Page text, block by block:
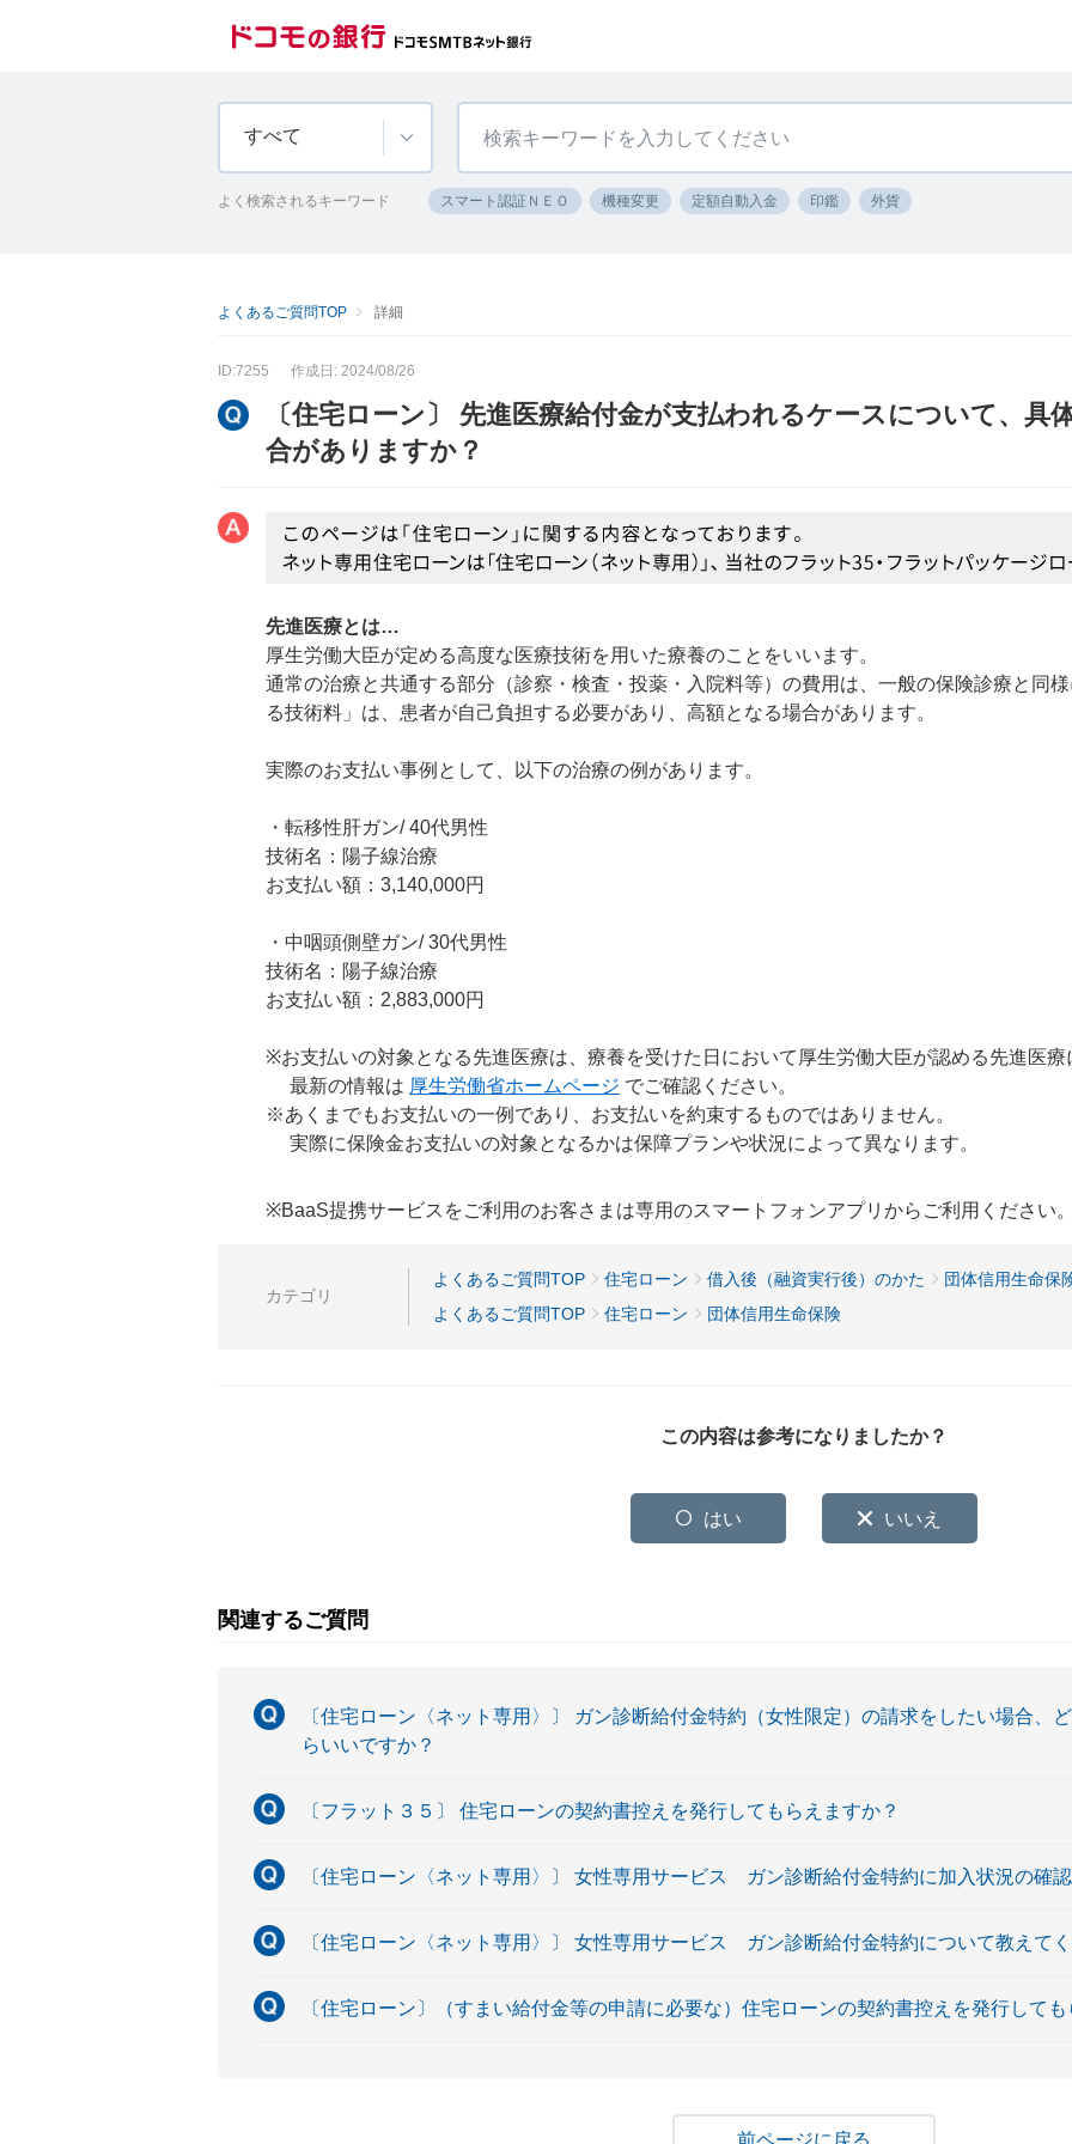
すべて
よく検索されるキーワード スマート認証ＮＥＯ 機種変更 定額自動入金 印鑑 外貨
よくあるご質問TOP 詳細
ID:7255 作成日: 2024/08/26
〔住宅ローン〕 先進医療給付金が支払われるケースについて、具
合がありますか？
先進医療とは…
厚生労働大臣が定める高度な医療技術を用いた療養のことをいいます。
通常の治療と共通する部分（診察・検査・投薬・入院料等）の費用は、一般の保険診療と同
る技術料」は、患者が自己負担する必要があり、高額となる場合があります。
実際のお支払い事例として、以下の治療の例があります。
・転移性肝ガン/ 40代男性
技術名：陽子線治療
お支払い額：3,140,000円
・中咽頭側壁ガン/ 30代男性
技術名：陽子線治療
お支払い額：2,883,000円
※お支払いの対象となる先進医療は、療養を受けた日において厚生労働大臣が認める先進医
最新の情報は 厚生労働省ホームページ でご確認ください。
※あくまでもお支払いの一例であり、お支払いを約束するものではありません。
実際に保険金お支払いの対象となるかは保障プランや状況によって異なります。
※BaaS提携サービスをご利用のお客さまは専用のスマートフォンアプリからご利用ください
カテゴリ
よくあるご質問TOP 住宅ローン 借入後（融資実行後）のかた
団体信用生命保
よくあるご質問TOP
住宅ローン 団体信用生命保険
この内容は参考になりましたか？
はい いいえ
関連するご質問
〔住宅ローン〈ネット専用〉〕 ガン診断給付金特約（女性限定）の請求をしたい場合、
らいいですか？
〔フラット３５〕 住宅ローンの契約書控えを発行してもらえますか？
〔住宅ローン〈ネット専用〉〕 女性専用サービス ガン診断給付金特約に加入状況の確
〔住宅ローン〈ネット専用〉〕 女性専用サービス ガン診断給付金特約について教えて
〔住宅ローン〕（すまい給付金等の申請に必要な）住宅ローンの契約書控えを発行して
戻る